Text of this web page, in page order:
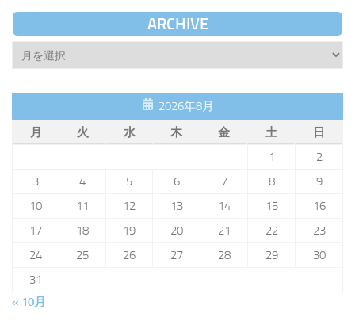
ARCHIVE
Archive
2026年8月
月
火 水 木 金 土
日
1
2
3
4 5 6 7 8
9
10
11 12 13 14 15
16
17
18 19 20 21 22
23
24
25 26 27 28 29
30
31
« 10月